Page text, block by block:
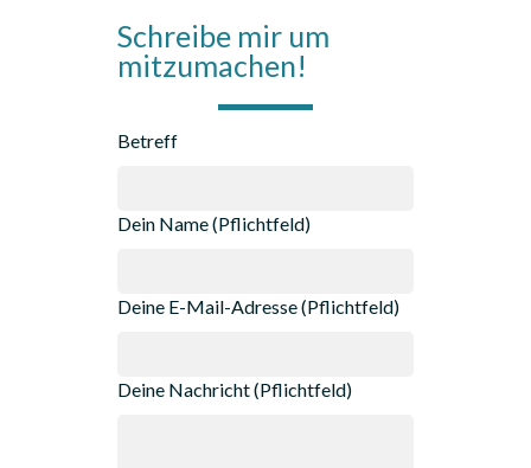
Schreibe mir um
mitzumachen!
Betreff
Dein Name (Pflichtfeld)
Deine E-Mail-Adresse (Pflichtfeld)
Deine Nachricht (Pflichtfeld)